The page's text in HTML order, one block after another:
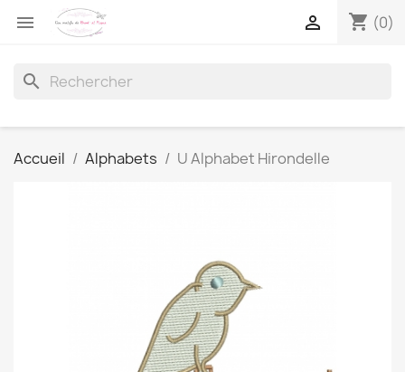
 shopping_cart (0)

search
Accueil Alphabets U Alphabet Hirondelle